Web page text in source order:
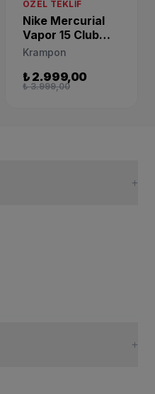
ÖZEL TEKLIF
Nike Mercurial
Vapor 15 Club
Fg/Mg Erkek
Krampon
DJ5963-040
Krampon
₺ 2.999,00
₺ 3.999,00